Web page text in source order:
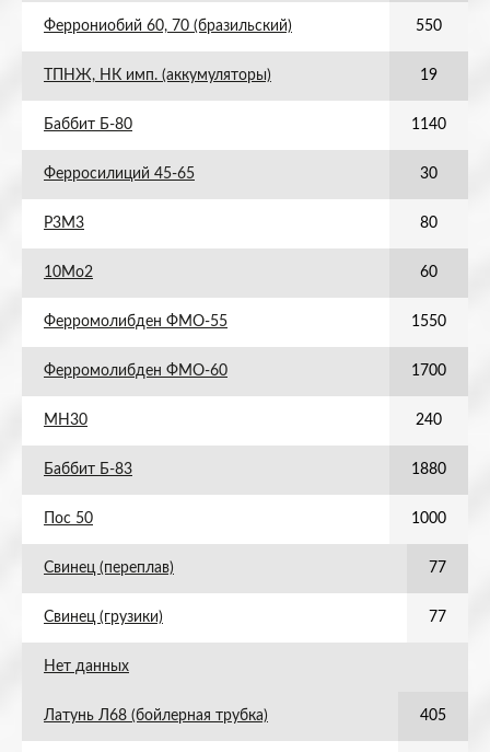
Феррониобий 60, 70 (бразильский) 550
ТПНЖ, НК имп. (аккумуляторы) 19
Баббит Б-80 1140
Ферросилиций 45-65 30
Р3М3 80
10Мо2 60
Ферромолибден ФМО-55 1550
Ферромолибден ФМО-60 1700
МН30 240
Баббит Б-83 1880
Пос 50 1000
Свинец (переплав) 77
Свинец (грузики) 77
Нет данных
Латунь Л68 (бойлерная трубка) 405